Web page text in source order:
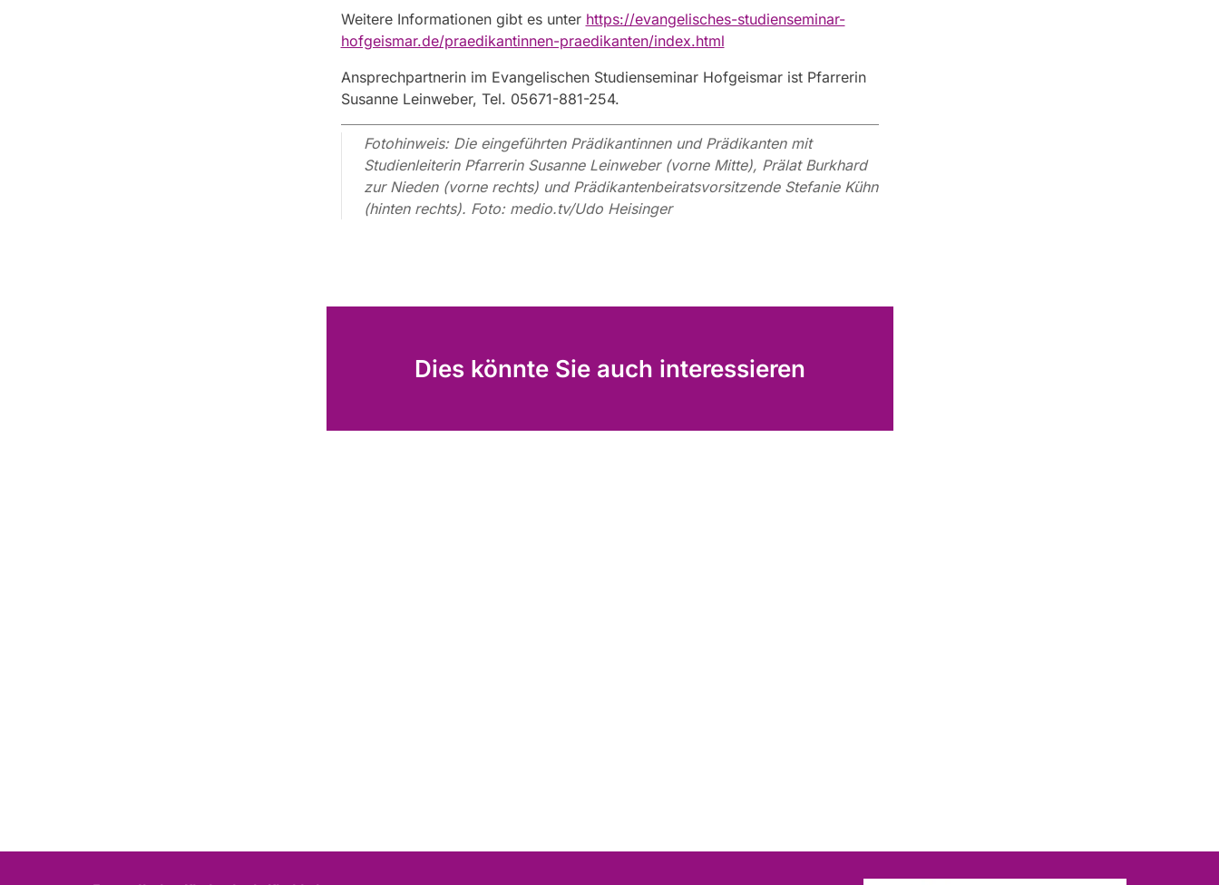
Weitere Informationen gibt es unter https://evangelisches-studienseminar-
hofgeismar.de/praedikantinnen-praedikanten/index.html
Ansprechpartnerin im Evangelischen Studienseminar Hofgeismar ist Pfarrerin
Susanne Leinweber, Tel. 05671-881-254.
Fotohinweis: Die eingeführten Prädikantinnen und Prädikanten mit
Studienleiterin Pfarrerin Susanne Leinweber (vorne Mitte), Prälat Burkhard
zur Nieden (vorne rechts) und Prädikantenbeiratsvorsitzende Stefanie Kühn
(hinten rechts). Foto: medio.tv/Udo Heisinger
Dies könnte Sie auch interessieren